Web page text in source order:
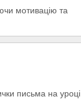
мотивацію та
письма на уроці